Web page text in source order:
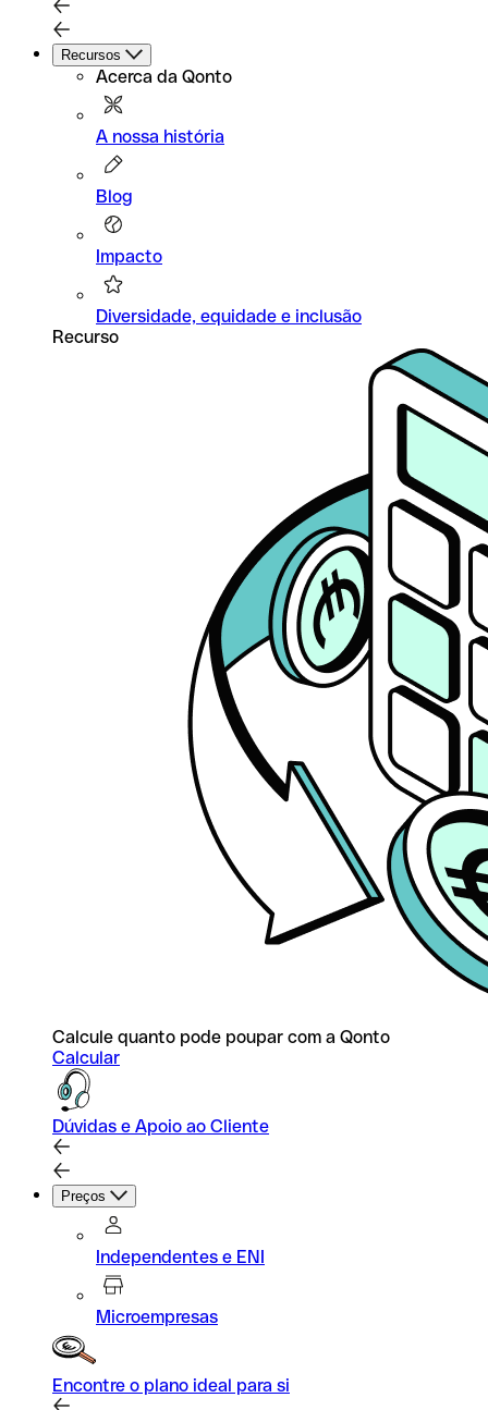
Recursos
Acerca da Qonto
A nossa história
Blog
Impacto
Diversidade, equidade e inclusão
Recurso
Calcule quanto pode poupar com a Qonto
Calcular
Dúvidas e Apoio ao Cliente
Preços
Independentes e ENI
Microempresas
Encontre o plano ideal para si